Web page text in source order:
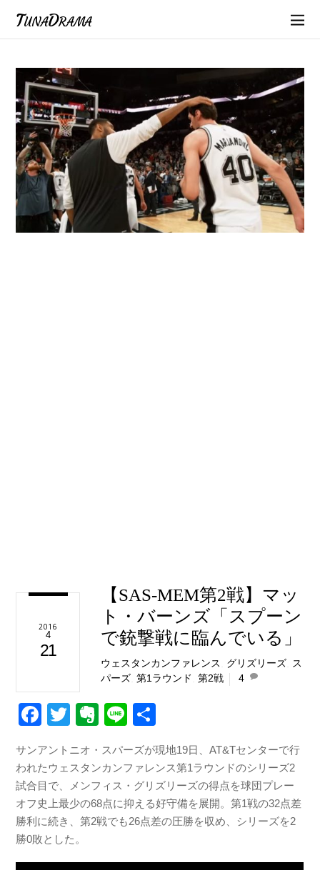
TunaDrama
2016
4
21
【SAS-MEM第2戦】マッ
ト・バーンズ「スプーン
で銃撃戦に臨んでいる」
ウェスタンカンファレンス グリズリーズ ス
パーズ ,第1ラウンド ,第2戦 4
F
c
e
b
o
o
T
tt
er
E
er
n
ot
e
Li
e
サンアントニオ・スパーズが現地19日、AT&Tセンターで行
われたウェスタンカンファレンス第1ラウンドのシリーズ2
試合目で、メンフィス・グリズリーズの得点を球団プレー
オフ史上最少の68点に抑える好守備を展開。第1戦の32点差
勝利に続き、第2戦でも26点差の圧勝を収め、シリーズを2
勝0敗とした。